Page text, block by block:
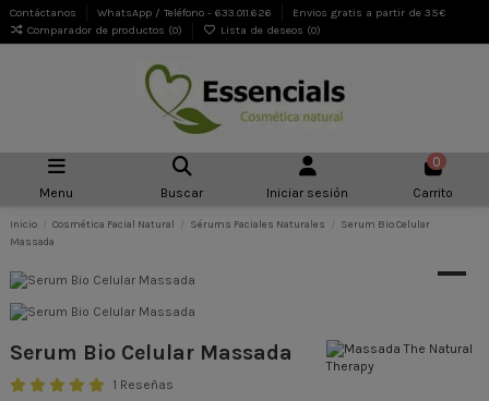
Contáctanos WhatsApp / Teléfono - 633.011.626
Envios gratis a partir de 35€
Comparador de productos (0) Lista de deseos (0)
Menu Buscar Iniciar sesión
0
Carrito
Inicio Cosmética Facial Natural Sérums Faciales Naturales
Serum Bio Celular
Massada
Serum Bio Celular Massada
1 Reseñas